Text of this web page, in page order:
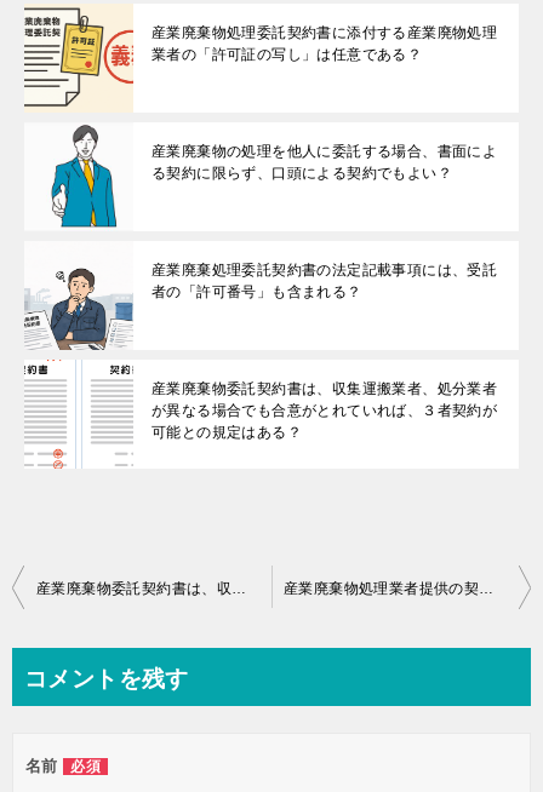
産業廃棄物処理委託契約書に添付する産業廃物処理
業者の「許可証の写し」は任意である？
産業廃棄物の処理を他人に委託する場合、書面によ
る契約に限らず、口頭による契約でもよい？
産業廃棄処理委託契約書の法定記載事項には、受託
者の「許可番号」も含まれる？
産業廃棄物委託契約書は、収集運搬業者、処分業者
が異なる場合でも合意がとれていれば、３者契約が
可能との規定はある？
投
ビ
ー
コメントを残す
名前 必須